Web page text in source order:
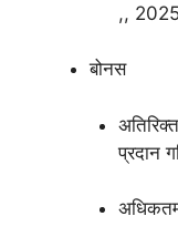
,,
बोनस
प्रदान